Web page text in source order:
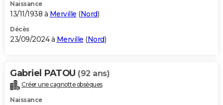
Naissance
13/11/1938 à Merville (Nord)
Décès
23/09/2024 à Merville (Nord)
Gabriel PATOU (92 ans)
Créer une cagnotte obsèques
Naissance